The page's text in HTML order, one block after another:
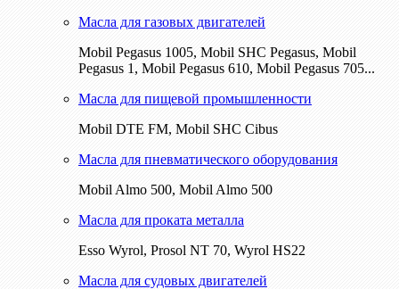
Масла для газовых двигателей
Mobil Pegasus 1005, Mobil SHC Pegasus, Mobil
Pegasus 1, Mobil Pegasus 610, Mobil Pegasus 705...
Масла для пищевой промышленности
Mobil DTE FM, Mobil SHC Cibus
Масла для пневматического оборудования
Mobil Almo 500, Mobil Almo 500
Масла для проката металла
Esso Wyrol, Prosol NT 70, Wyrol HS22
Масла для судовых двигателей